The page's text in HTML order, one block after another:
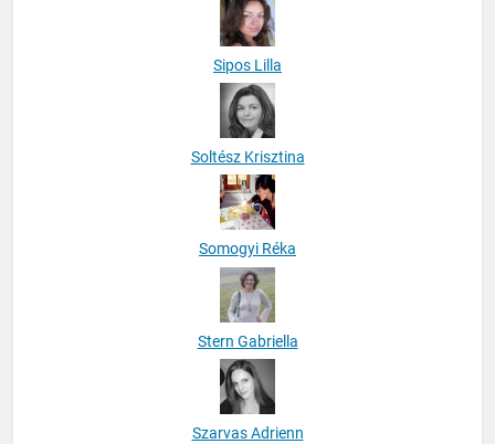
Sipos Lilla
Soltész Krisztina
Somogyi Réka
Stern Gabriella
Szarvas Adrienn